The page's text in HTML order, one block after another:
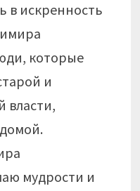
в искренность
которые
и
власти,
мудрости и